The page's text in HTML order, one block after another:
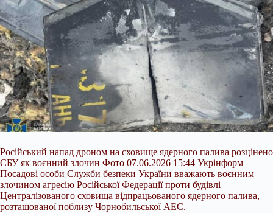
Російський напад дроном на сховище ядерного палива розцінено
СБУ як воєнний злочин Фото 07.06.2026 15:44 Укрінформ
Посадові особи Служби безпеки України вважають воєнним
злочином агресію Російської Федерації проти будівлі
Централізованого сховища відпрацьованого ядерного палива,
розташованої поблизу Чорнобильської АЕС.